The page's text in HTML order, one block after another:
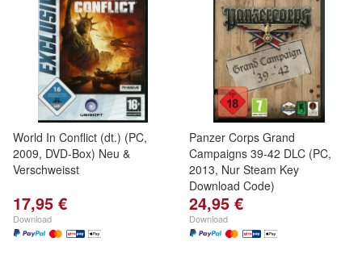
World In Conflict (dt.) (PC,
2009, DVD-Box) Neu &
Verschweisst
17,95 €
Download
Panzer Corps Grand
Campaigns 39-42 DLC (PC,
2013, Nur Steam Key
Download Code)
24,95 €
Download